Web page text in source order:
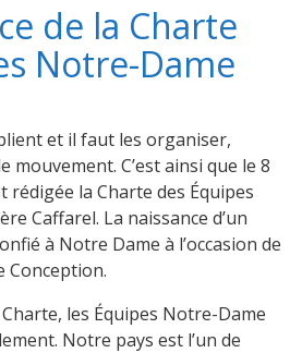
de la Charte
Notre-Dame
et il faut les organiser,
C’est ainsi que le 8
rédigée la Charte des Équipes
Caffarel. La naissance d’un
à Notre Dame à l’occasion de
Conception.
les Équipes Notre-Dame
Notre pays est l’un de